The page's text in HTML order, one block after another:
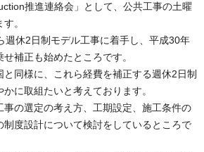
推進連絡会」として、公共工事の土曜
。
週休2日制モデル工事に着手し、平成30年
補正も始めたところです。
同様に、これら経費を補正する週休2日制
に取組たいと考えております。
事の選定の考え方、工期設定、施工条件の
制度設計について検討をしているところで